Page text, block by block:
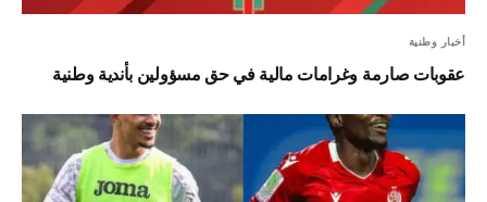
أخبار وطنية
عقوبات صارمة وغرامات مالية في حق مسؤولين بأندية وطنية